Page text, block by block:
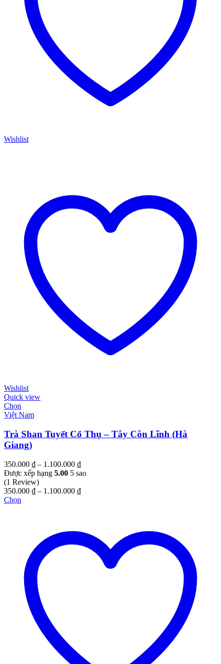
Wishlist
Wishlist
Quick view
Chọn
Việt Nam
Trà Shan Tuyết Cổ Thụ – Tây Côn Lĩnh (Hà
Giang)
350.000 ₫ – 1.100.000 ₫Khoảng
giá:
350.000 ₫
Được xếp hạng 5.00 5 sao
(1 Review)
350.000 ₫ – 1.100.000 ₫Khoảng
1.100.000 ₫
Chọn